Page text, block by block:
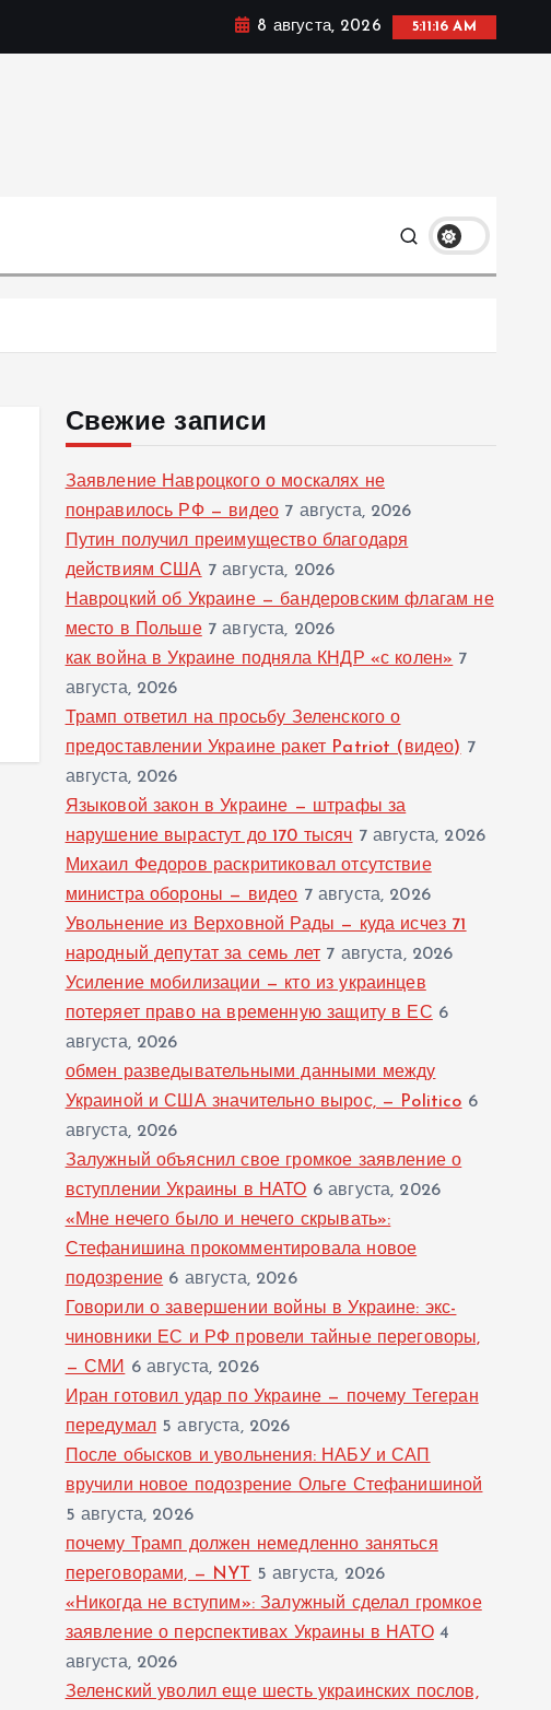
8 августа, 2026 5:11:17 AM
Свежие записи
Заявление Навроцкого о москалях не
понравилось РФ — видео 7 августа, 2026
Путин получил преимущество благодаря
действиям США 7 августа, 2026
Навроцкий об Украине — бандеровским флагам не
место в Польше 7 августа, 2026
как война в Украине подняла КНДР «с колен» 7
августа, 2026
Трамп ответил на просьбу Зеленского о
предоставлении Украине ракет Patriot (видео) 7
августа, 2026
Языковой закон в Украине — штрафы за
нарушение вырастут до 170 тысяч 7 августа, 2026
Михаил Федоров раскритиковал отсутствие
министра обороны — видео 7 августа, 2026
Увольнение из Верховной Рады — куда исчез 71
народный депутат за семь лет 7 августа, 2026
Усиление мобилизации — кто из украинцев
потеряет право на временную защиту в ЕС 6
августа, 2026
обмен разведывательными данными между
Украиной и США значительно вырос, — Politico 6
августа, 2026
Залужный объяснил свое громкое заявление о
вступлении Украины в НАТО 6 августа, 2026
«Мне нечего было и нечего скрывать»:
Стефанишина прокомментировала новое
подозрение 6 августа, 2026
Говорили о завершении войны в Украине: экс-
чиновники ЕС и РФ провели тайные переговоры,
— СМИ 6 августа, 2026
Иран готовил удар по Украине — почему Тегеран
передумал 5 августа, 2026
После обысков и увольнения: НАБУ и САП
вручили новое подозрение Ольге Стефанишиной
5 августа, 2026
почему Трамп должен немедленно заняться
переговорами, — NYT
5 августа, 2026
«Никогда не вступим»: Залужный сделал громкое
заявление о перспективах Украины в НАТО 4
августа, 2026
Зеленский уволил еще шесть украинских послов,